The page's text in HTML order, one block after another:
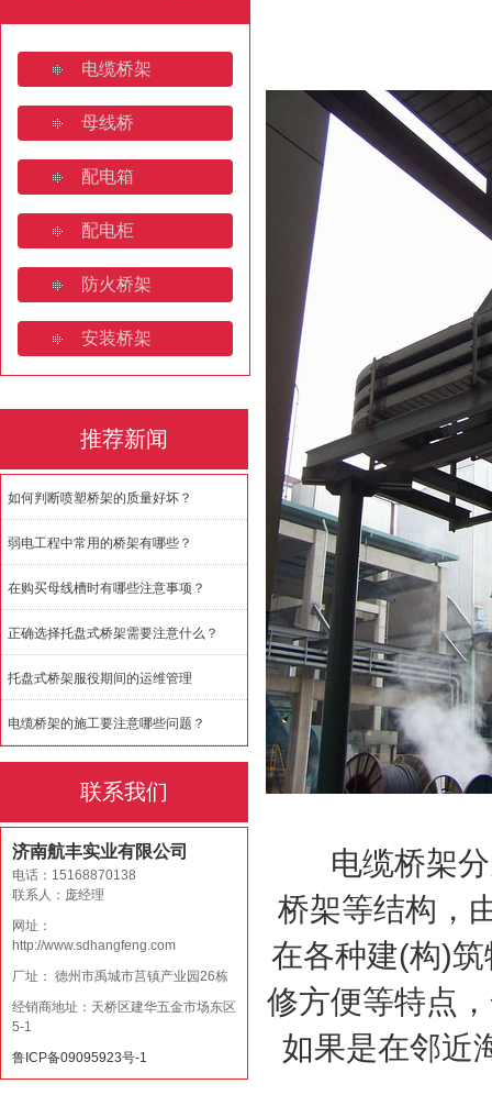
桥架焊接规范要求规范有哪
济南电缆桥架:安装规范与全
如何判断喷塑桥架的质量好
电缆桥架
母线桥
配电箱
配电柜
防火桥架
安装桥架
推荐新闻
如何判断喷塑桥架的质量好坏？
弱电工程中常用的桥架有哪些？
在购买母线槽时有哪些注意事项？
正确选择托盘式桥架需要注意什么？
托盘式桥架服役期间的运维管理
电缆桥架的施工要注意哪些问题？
联系我们
济南航丰实业有限公司
电话：15168870138
联系人：庞经理
网址：
http://www.sdhangfeng.com
厂址： 德州市禹城市莒镇产业园26栋
经销商地址：天桥区建华五金市场东区
5-1
鲁ICP备09095923号-1
电缆桥架分
桥架等结构，
在各种建(构)
修方便等特点
如果是在邻近